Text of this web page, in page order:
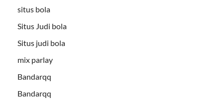
situs bola
Situs Judi bola
Situs judi bola
mix parlay
Bandarqq
Bandarqq